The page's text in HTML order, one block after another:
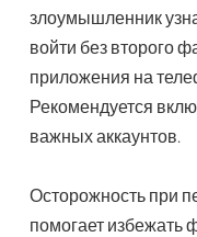
злоумышленник
войти без второго
приложения на
Рекомендуется
важных аккаунтов.
Осторожность при
помогает избежать